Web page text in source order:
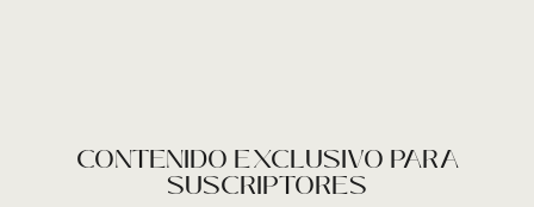
CONTENIDO EXCLUSIVO PARA
SUSCRIPTORES